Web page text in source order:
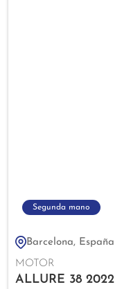
Segunda mano
Barcelona, España
MOTOR
ALLURE 38 2022